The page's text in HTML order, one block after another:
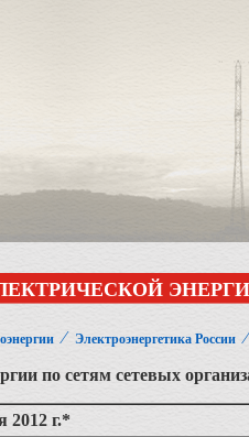
⁄ Электроэнергетика России
по сетям сетевых
2012 г.*